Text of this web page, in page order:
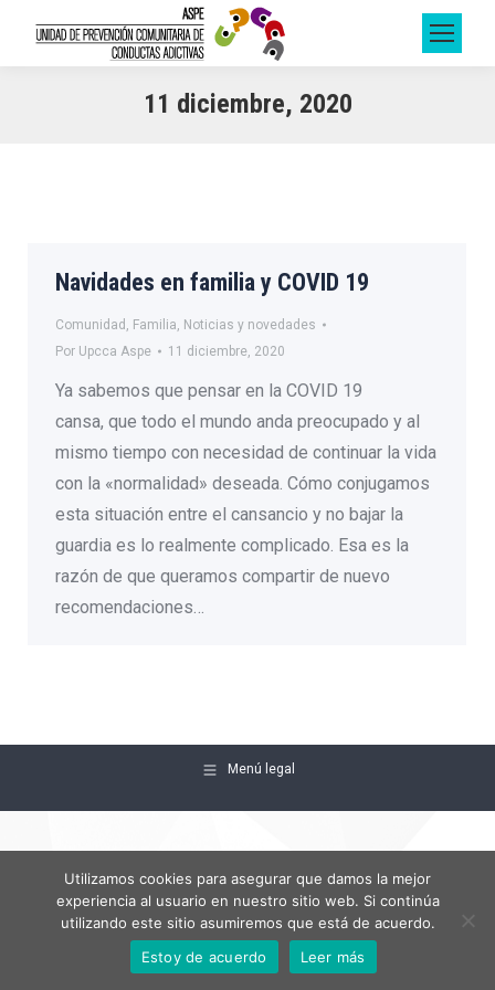
11 diciembre, 2020
Navidades en familia y COVID 19
Comunidad , Familia, Noticias y novedades
Por Upcca Aspe 11 diciembre, 2020
Ya sabemos que pensar en la COVID 19
cansa, que todo el mundo anda preocupado y al
mismo tiempo con necesidad de continuar la vida
con la «normalidad» deseada. Cómo conjugamos
esta situación entre el cansancio y no bajar la
guardia es lo realmente complicado. Esa es la
razón de que queramos compartir de nuevo
recomendaciones…
Menú legal
Utilizamos cookies para asegurar que damos la mejor
experiencia al usuario en nuestro sitio web. Si continúa
utilizando este sitio asumiremos que está de acuerdo.
Estoy de acuerdo
Leer más